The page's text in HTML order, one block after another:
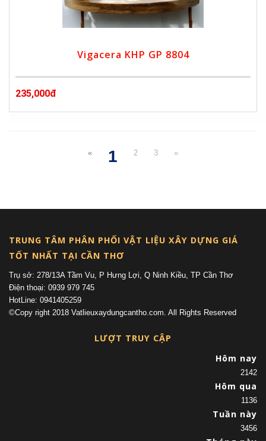
Vigacera KHP GP 8804
235,000đ
«
1
2 3 »
TRUNG TÂM PHÂN PHỐI VẬT LIỆU XÂY DỰNG GIÁ
TỐT NHẤT TẠI CẦN THƠ
Trụ sở: 278/13A Tầm Vu, P Hưng Lợi, Q Ninh Kiều, TP Cần Thơ
Điện thoại: 0939 979 745
HotLine: 0941405259
©Copy right 2018 Vatlieuxaydungcantho.com. All Rights Reserved
LƯỢT TRUY CẬP
Hôm nay
2142
Hôm qua
1136
Tuần này
3456